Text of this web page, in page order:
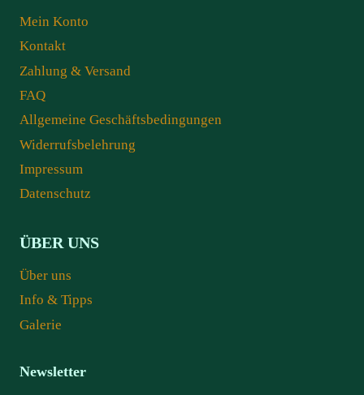
Mein Konto
Kontakt
Zahlung & Versand
FAQ
Allgemeine Geschäftsbedingungen
Widerrufsbelehrung
Impressum
Datenschutz
ÜBER UNS
Über uns
Info & Tipps
Galerie
Newsletter